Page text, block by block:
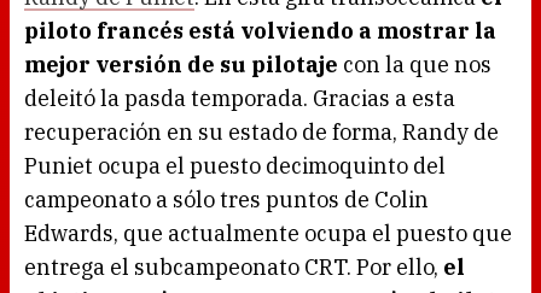
piloto francés está volviendo a mostrar la
mejor versión de su pilotaje con la que nos
deleitó la pasda temporada. Gracias a esta
recuperación en su estado de forma, Randy de
Puniet ocupa el puesto decimoquinto del
campeonato a sólo tres puntos de Colin
Edwards, que actualmente ocupa el puesto que
entrega el subcampeonato CRT. Por ello, el